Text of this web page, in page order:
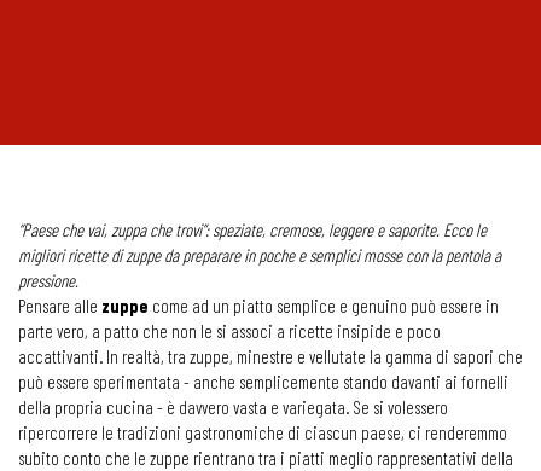
“Paese che vai, zuppa che trovi”: speziate, cremose, leggere e saporite. Ecco le
migliori ricette di zuppe da preparare in poche e semplici mosse con la pentola a
pressione.
Pensare alle zuppe come ad un piatto semplice e genuino può essere in
parte vero, a patto che non le si associ a ricette insipide e poco
accattivanti. In realtà, tra zuppe, minestre e vellutate la gamma di sapori che
può essere sperimentata - anche semplicemente stando davanti ai fornelli
della propria cucina - è davvero vasta e variegata. Se si volessero
ripercorrere le tradizioni gastronomiche di ciascun paese, ci renderemmo
subito conto che le zuppe rientrano tra i piatti meglio rappresentativi della